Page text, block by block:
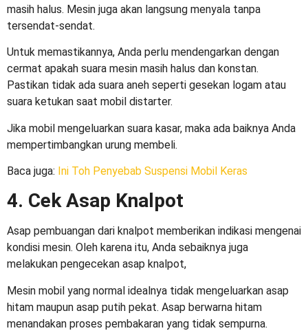
masih halus. Mesin juga akan langsung menyala tanpa
tersendat-sendat.
Untuk memastikannya, Anda perlu mendengarkan dengan
cermat apakah suara mesin masih halus dan konstan.
Pastikan tidak ada suara aneh seperti gesekan logam atau
suara ketukan saat mobil distarter.
Jika mobil mengeluarkan suara kasar, maka ada baiknya Anda
mempertimbangkan urung membeli.
Baca juga: Ini Toh Penyebab Suspensi Mobil Keras
4. Cek Asap Knalpot
Asap pembuangan dari knalpot memberikan indikasi mengenai
kondisi mesin. Oleh karena itu, Anda sebaiknya juga
melakukan pengecekan asap knalpot,
Mesin mobil yang normal idealnya tidak mengeluarkan asap
hitam maupun asap putih pekat. Asap berwarna hitam
menandakan proses pembakaran yang tidak sempurna.